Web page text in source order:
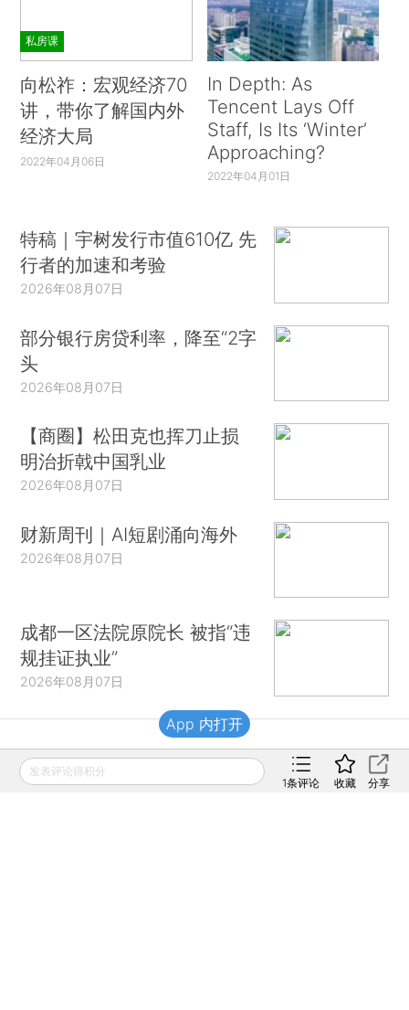
私房课
向松祚：宏观经济70
讲，带你了解国内外
经济大局
2022年04月06日
In Depth: As
Tencent Lays Off
Staff, Is Its ‘Winter’
Approaching?
2022年04月01日
特稿｜宇树发行市值610亿 先
行者的加速和考验
2026年08月07日
部分银行房贷利率，降至“2字
头
2026年08月07日
【商圈】松田克也挥刀止损
明治折戟中国乳业
2026年08月07日
财新周刊｜AI短剧涌向海外
2026年08月07日
成都一区法院原院长 被指“违
规挂证执业”
2026年08月07日
财新移动
发表评论得积分
1条评论 收藏 分享
App 内打开